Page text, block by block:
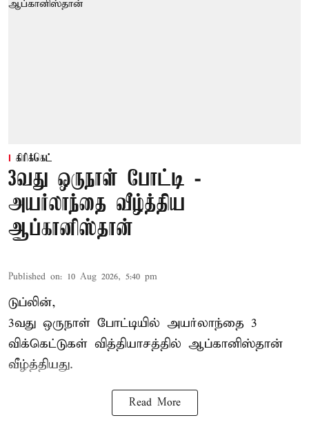
கிரிக்கெட்
3வது ஒருநாள் போட்டி -
அயர்லாந்தை வீழ்த்திய
ஆப்கானிஸ்தான்
Published on: 10 Aug 2026, 5:40 pm
டுப்லின்,
3வது ஒருநாள் போட்டியில் அயர்லாந்தை 3
விக்கெட்டுகள் வித்தியாசத்தில் ஆப்கானிஸ்தான்
வீழ்த்தியது.
Read More